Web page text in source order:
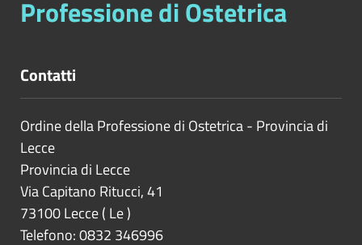
Professione di Ostetrica
Contatti
Ordine della Professione di Ostetrica - Provincia di
Lecce
Provincia di Lecce
Via Capitano Ritucci, 41
73100Lecce( Le)
Telefono: 0832 346996